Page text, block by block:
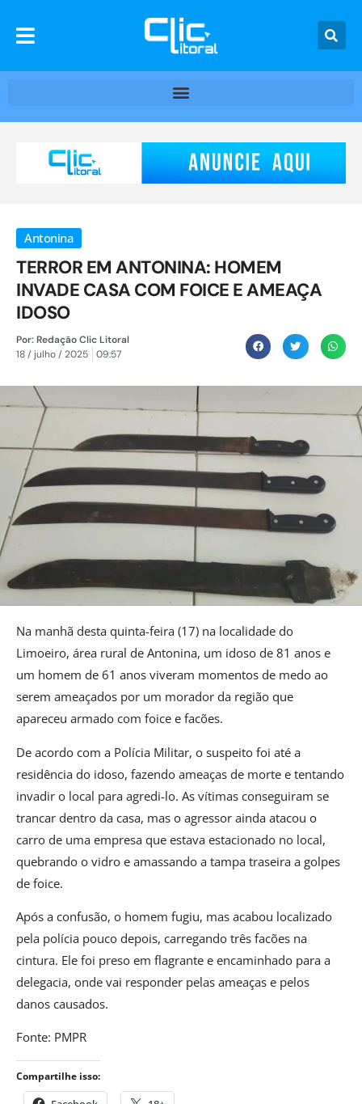
Antonina
TERROR EM ANTONINA: HOMEM
INVADE CASA COM FOICE E AMEAÇA
IDOSO
Por:Redação Clic Litoral
18 / julho / 2025
09:57
Na manhã desta quinta-feira (17) na localidade do
Limoeiro, área rural de Antonina, um idoso de 81 anos e
um homem de 61 anos viveram momentos de medo ao
serem ameaçados por um morador da região que
apareceu armado com foice e facões.
De acordo com a Polícia Militar, o suspeito foi até a
residência do idoso, fazendo ameaças de morte e tentando
invadir o local para agredi-lo. As vítimas conseguiram se
trancar dentro da casa, mas o agressor ainda atacou o
carro de uma empresa que estava estacionado no local,
quebrando o vidro e amassando a tampa traseira a golpes
de foice.
Após a confusão, o homem fugiu, mas acabou localizado
pela polícia pouco depois, carregando três facões na
cintura. Ele foi preso em flagrante e encaminhado para a
delegacia, onde vai responder pelas ameaças e pelos
danos causados.
Fonte: PMPR
Compartilhe isso: